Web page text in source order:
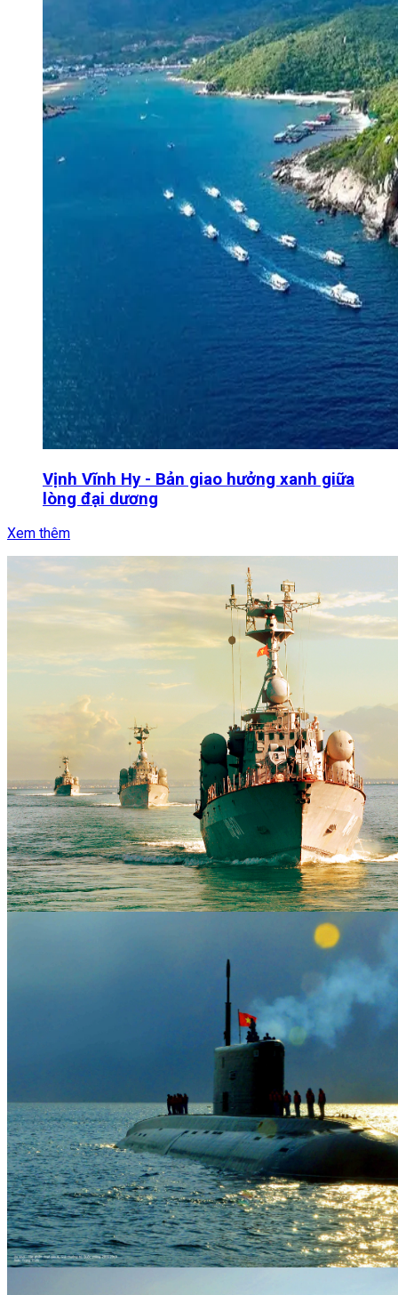
Vịnh Vĩnh Hy - Bản giao hưởng xanh giữa
lòng đại dương
Xem thêm